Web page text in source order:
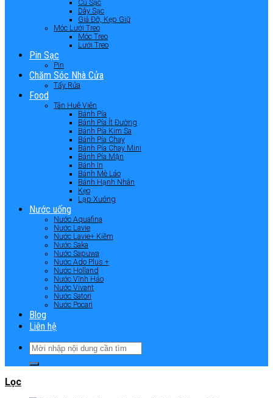
Củ Sạc
Dây Sạc
Giá Đỡ, Kẹp Giữ
Móc Lưới Treo
Móc Treo
Lưới Treo
Pin Sạc
Pin
Chăm Sóc Nhà Cửa
Tẩy Rửa
Food
Tân Huê Viên
Bánh Pía
Bánh Pía Ít Đường
Bánh Pía Kim Sa
Bánh Pía Chay
Bánh Pía Chay Mini
Bánh Pía Mặn
Bánh In
Bánh Mè Láo
Bánh Hạnh Nhân
Kẹo
Lạp Xưởng
Nước uống
Nước Aquafina
Nước Lavie
Nước Lavie+ Kiềm
Nước Saka
Nước Sapuwa
Nước Ado Plus +
Nước Holland
Nước Vĩnh Hảo
Nước Vivant
Nước Satori
Nước Pocari
Blog
Liên hệ
Lọc